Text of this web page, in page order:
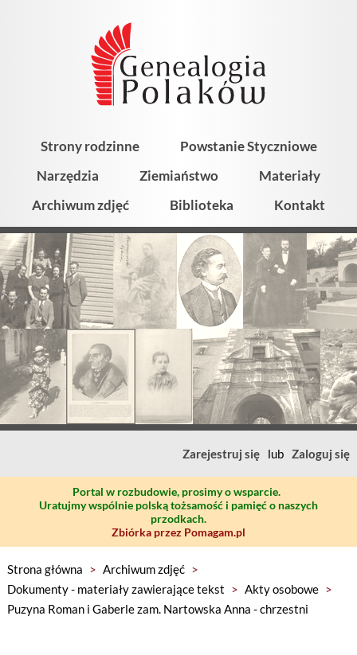
Strony rodzinne
Powstanie Styczniowe
Narzędzia
Ziemiaństwo
Materiały
Archiwum zdjęć
Biblioteka Kontakt
Zarejestruj się lub Zaloguj się
Portal w rozbudowie, prosimy o wsparcie.
Uratujmy wspólnie polską tożsamość i pamięć o naszych
przodkach.
Zbiórka przez Pomagam.pl
Strona główna > Archiwum zdjęć >
Dokumenty - materiały zawierające tekst > Akty osobowe >
Puzyna Roman i Gaberle zam. Nartowska Anna - chrzestni